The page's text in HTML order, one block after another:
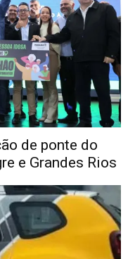
de ponte do
e Grandes Rios